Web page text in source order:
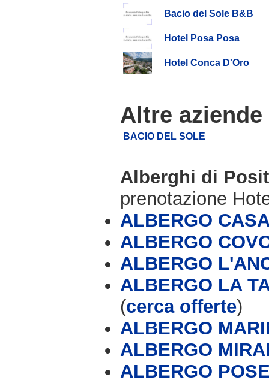
Bacio del Sole B&B
Hotel Posa Posa
Hotel Conca D'Oro
Altre
BACIO DEL SOLE
Alberghi di
prenotazione
ALBERGO
ALBERGO
ALBERGO
ALBERGO LA
(cerca offerte)
ALBERGO
ALBERGO
ALBERGO